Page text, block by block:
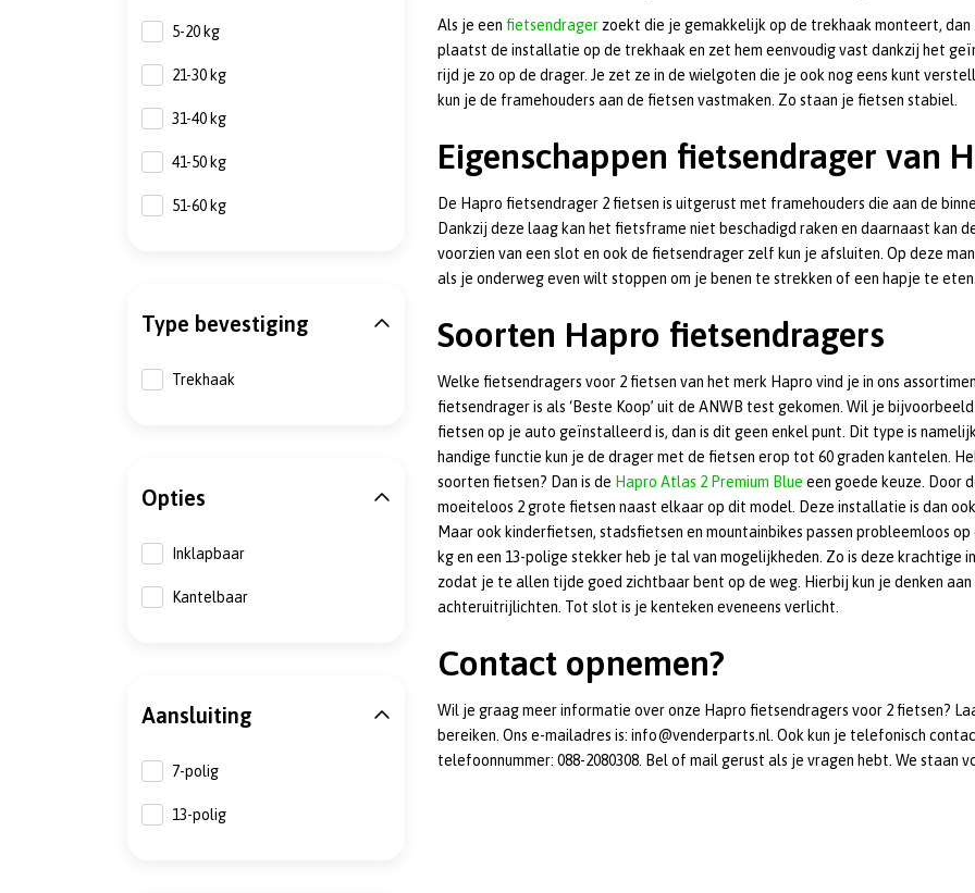
Als je een fietsendragerzoekt die je gemakkelijk op de trekhaak monteert,
plaatst de installatie op de trekhaak en zet hem eenvoudig vast dankzij het
rijd je zo op de drager. Je zet ze in de wielgoten die je ook nog eens kunt
kun je de framehouders aan de fietsen vastmaken. Zo staan je fietsen stabiel.
Eigenschappen fietsendrager van
De Hapro fietsendrager 2 fietsen is uitgerust met framehouders die aan de
Dankzij deze laag kan het fietsframe niet beschadigd raken en daarnaast kan
voorzien van een slot en ook de fietsendrager zelf kun je afsluiten. Op deze
als je onderweg even wilt stoppen om je benen te strekken of een hapje te
Soorten Hapro fietsendragers
Welke fietsendragers voor 2 fietsen van het merk Hapro vind je in ons
fietsendrager is als ‘Beste Koop’ uit de ANWB test gekomen. Wil je
fietsen op je auto geïnstalleerd is, dan is dit geen enkel punt. Dit type is
handige functie kun je de drager met de fietsen erop tot 60 graden kantelen.
soorten fietsen? Dan is de Hapro Atlas 2 Premium Blue een goede keuze. Door
moeiteloos 2 grote fietsen naast elkaar op dit model. Deze installatie is dan
Maar ook kinderfietsen, stadsfietsen en mountainbikes passen probleemloos
kg en een 13-polige stekker heb je tal van mogelijkheden. Zo is deze
zodat je te allen tijde goed zichtbaar bent op de weg. Hierbij kun je denken
achteruitrijlichten. Tot slot is je kenteken eveneens verlicht.
Contact opnemen?
Wil je graag meer informatie over onze Hapro fietsendragers voor 2 fietsen?
bereiken. Ons e-mailadres is: info@venderparts.nl. Ook kun je telefonisch
telefoonnummer: 088-2080308. Bel of mail gerust als je vragen hebt. We staan
5-20 kg
21-30 kg
31-40 kg
41-50 kg
51-60 kg
Type bevestiging
Trekhaak
Opties
Inklapbaar
Kantelbaar
Aansluiting
7-polig
13-polig